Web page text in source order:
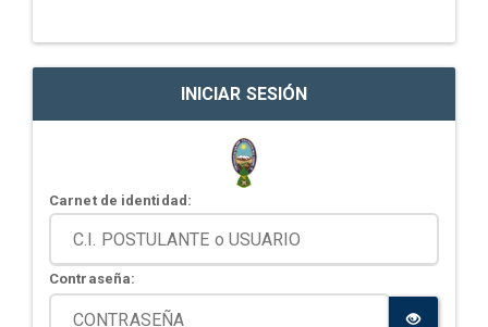
INICIAR SESIÓN
Carnet de identidad:
Contraseña: